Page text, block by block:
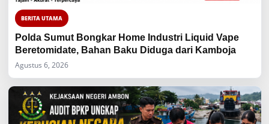
BERITA UTAMA
Polda Sumut Bongkar Home Industri Liquid Vape
Beretomidate, Bahan Baku Diduga dari Kamboja
Agustus 6, 2026